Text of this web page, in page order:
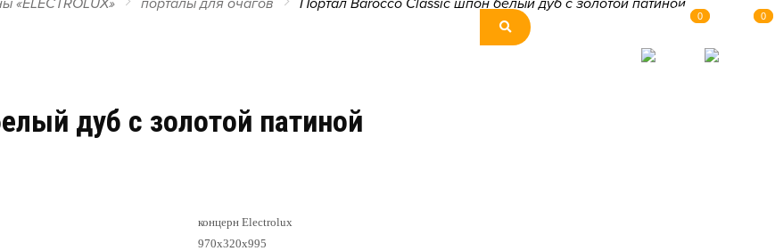
0
0
0
0
«ELECTROLUX» порталы для очагов Портал Barocco Classic шпон белый дуб с золотой патиной
дуб с золотой патиной
концерн Electrolux
970х320х995